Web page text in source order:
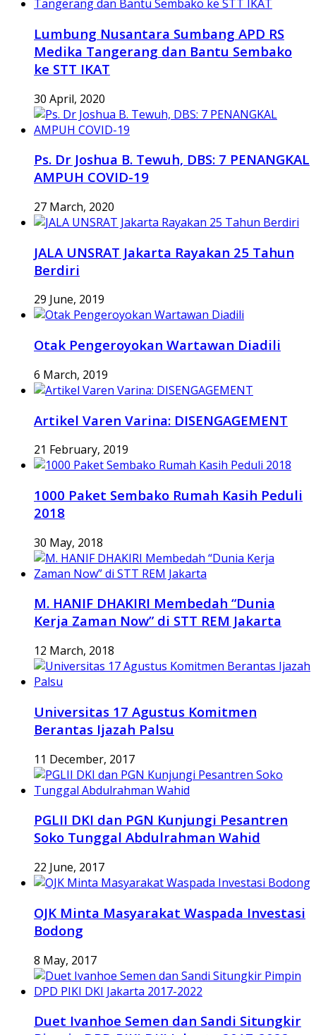
Lumbung Nusantara Sumbang APD RS
Medika Tangerang dan Bantu Sembako
ke STT IKAT
30 April, 2020
Ps. Dr Joshua B. Tewuh, DBS: 7 PENANGKAL
AMPUH COVID-19
27 March, 2020
JALA UNSRAT Jakarta Rayakan 25 Tahun
Berdiri
29 June, 2019
Otak Pengeroyokan Wartawan Diadili
6 March, 2019
Artikel Varen Varina: DISENGAGEMENT
21 February, 2019
1000 Paket Sembako Rumah Kasih Peduli
2018
30 May, 2018
M. HANIF DHAKIRI Membedah “Dunia
Kerja Zaman Now” di STT REM Jakarta
12 March, 2018
Universitas 17 Agustus Komitmen
Berantas Ijazah Palsu
11 December, 2017
PGLII DKI dan PGN Kunjungi Pesantren
Soko Tunggal Abdulrahman Wahid
22 June, 2017
OJK Minta Masyarakat Waspada Investasi
Bodong
8 May, 2017
Duet Ivanhoe Semen dan Sandi Situngkir